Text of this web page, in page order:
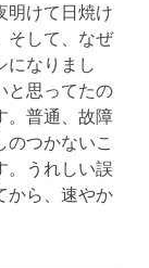
明けて日焼け
そして、なぜ
になりまし
と思ってたの
。普通、故障
のつかないこ
。うれしい誤
から、速やか